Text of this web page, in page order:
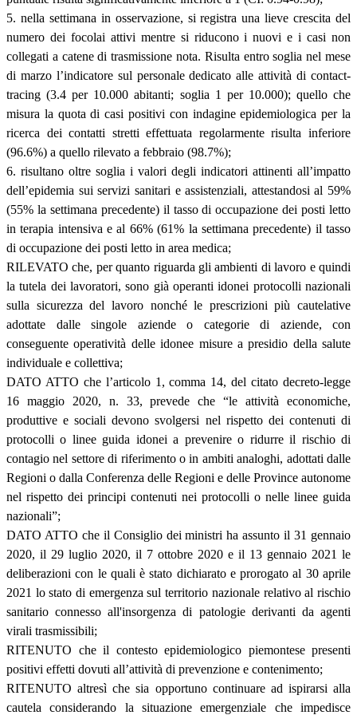
5. nella settimana in osservazione, si registra una lieve crescita del
numero dei focolai attivi mentre si riducono i nuovi e i casi non
collegati a catene di trasmissione nota. Risulta entro soglia nel mese
di marzo l’indicatore sul personale dedicato alle attività di contact-
tracing (3.4 per 10.000 abitanti; soglia 1 per 10.000); quello che
misura la quota di casi positivi con indagine epidemiologica per la
ricerca dei contatti stretti effettuata regolarmente risulta inferiore
(96.6%) a quello rilevato a febbraio (98.7%);
6. risultano oltre soglia i valori degli indicatori attinenti all’impatto
dell’epidemia sui servizi sanitari e assistenziali, attestandosi al 59%
(55% la settimana precedente) il tasso di occupazione dei posti letto
in terapia intensiva e al 66% (61% la settimana precedente) il tasso
di occupazione dei posti letto in area medica;
RILEVATO che, per quanto riguarda gli ambienti di lavoro e quindi
la tutela dei lavoratori, sono già operanti idonei protocolli nazionali
sulla sicurezza del lavoro nonché le prescrizioni più cautelative
adottate dalle singole aziende o categorie di aziende, con
conseguente operatività delle idonee misure a presidio della salute
individuale e collettiva;
DATO ATTO che l’articolo 1, comma 14, del citato decreto-legge
16 maggio 2020, n. 33, prevede che “le attività economiche,
produttive e sociali devono svolgersi nel rispetto dei contenuti di
protocolli o linee guida idonei a prevenire o ridurre il rischio di
contagio nel settore di riferimento o in ambiti analoghi, adottati dalle
Regioni o dalla Conferenza delle Regioni e delle Province autonome
nel rispetto dei principi contenuti nei protocolli o nelle linee guida
nazionali”;
DATO ATTO che il Consiglio dei ministri ha assunto il 31 gennaio
2020, il 29 luglio 2020, il 7 ottobre 2020 e il 13 gennaio 2021 le
deliberazioni con le quali è stato dichiarato e prorogato al 30 aprile
2021 lo stato di emergenza sul territorio nazionale relativo al rischio
sanitario connesso all'insorgenza di patologie derivanti da agenti
virali trasmissibili;
RITENUTO che il contesto epidemiologico piemontese presenti
positivi effetti dovuti all’attività di prevenzione e contenimento;
RITENUTO altresì che sia opportuno continuare ad ispirarsi alla
cautela considerando la situazione emergenziale che impedisce